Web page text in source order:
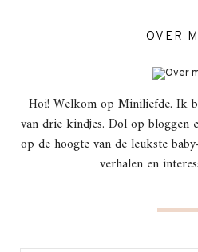
OVER
Hoi! Welkom op Miniliefde. Ik
van drie kindjes. Dol op bloggen
op de hoogte van de leukste
verhalen en